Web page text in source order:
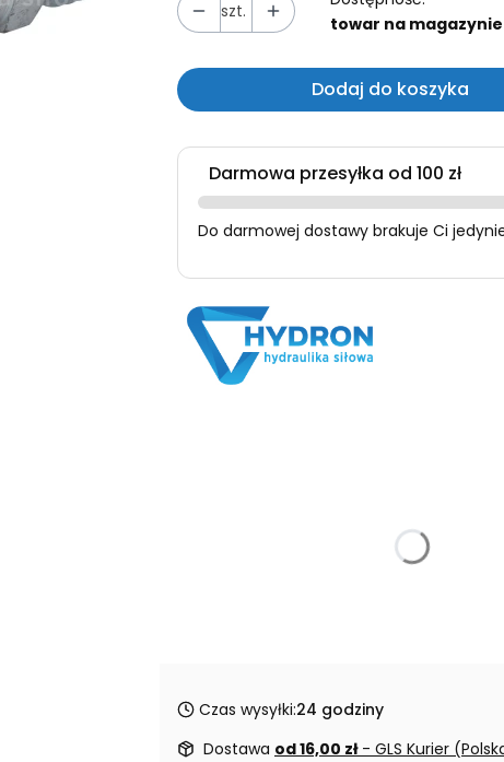
szt.
towar na magazynie
Dodaj do koszyka
Darmowa przesyłka od 100 zł
Do darmowej dostawy brakuje Ci
Czas wysyłki:24 godziny
Dostawa od 16,00 zł - GLS Kurier